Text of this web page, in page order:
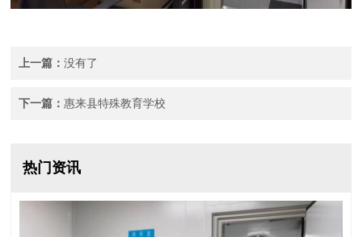
上一篇：没有了
下一篇：惠来县特殊教育学校
热门资讯